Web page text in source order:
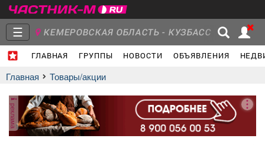
☰ КЕМЕРОВСКАЯ ОБЛАСТЬ - КУЗБАСС
ГЛАВНАЯ ГРУППЫ НОВОСТИ ОБЪЯВЛЕНИЯ
Главная
Объявления Недвижимость Услуги
Главная Товары/акции
реклама